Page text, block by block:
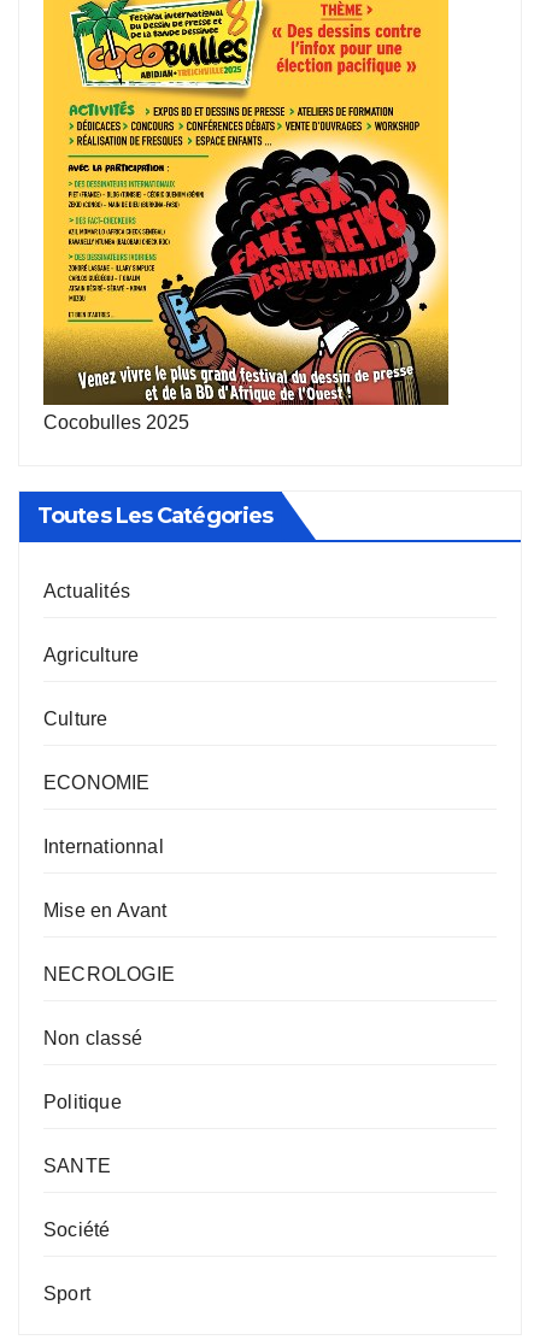
Cocobulles 2025
Toutes Les Catégories
Actualités
Agriculture
Culture
ECONOMIE
Internationnal
Mise en Avant
NECROLOGIE
Non classé
Politique
SANTE
Société
Sport